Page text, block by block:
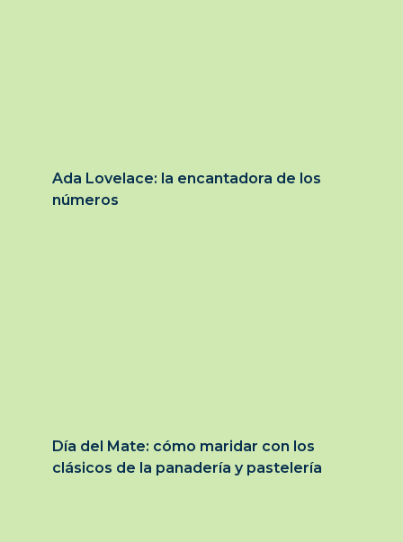
Ada Lovelace: la encantadora de los
números
Día del Mate: cómo maridar con los
clásicos de la panadería y pastelería